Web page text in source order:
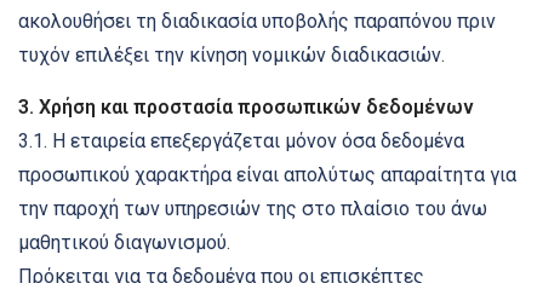
ακολουθήσει τη διαδικασία υποβολής παραπόνου πριν
τυχόν επιλέξει την κίνηση νομικών διαδικασιών.
3. Χρήση και προστασία προσωπικών δεδομένων
3.1. Η εταιρεία επεξεργάζεται μόνον όσα δεδομένα
προσωπικού χαρακτήρα είναι απολύτως απαραίτητα για
την παροχή των υπηρεσιών της στο πλαίσιο του άνω
μαθητικού διαγωνισμού.
Πρόκειται για τα δεδομένα που οι επισκέπτες